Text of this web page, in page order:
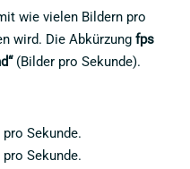
wie vielen Bildern pro
wird. Die Abkürzung fps
(Bilder pro Sekunde).
Sekunde.
Sekunde.